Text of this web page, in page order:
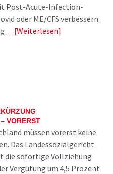
Post-Acute-Infection-
oder ME/CFS verbessern.
Weiterlesen
VORERST
müssen vorerst keine
Das Landessozialgericht
die sofortige Vollziehung
Vergütung um 4,5 Prozent